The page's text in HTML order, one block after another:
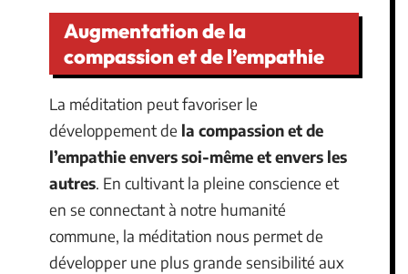
Augmentation de la
compassion et de l’empathie
La méditation peut favoriser le
développement de la compassion et de
l’empathie envers soi-même et envers les
autres. En cultivant la pleine conscience et
en se connectant à notre humanité
commune, la méditation nous permet de
développer une plus grande sensibilité aux